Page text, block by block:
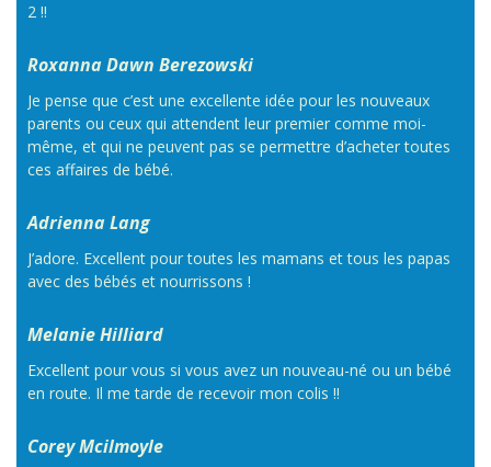
2 !!
Roxanna Dawn Berezowski
Je pense que c’est une excellente idée pour les nouveaux
parents ou ceux qui attendent leur premier comme moi-
même, et qui ne peuvent pas se permettre d’acheter toutes
ces affaires de bébé.
Adrienna Lang
J’adore. Excellent pour toutes les mamans et tous les papas
avec des bébés et nourrissons !
Melanie Hilliard
Excellent pour vous si vous avez un nouveau-né ou un bébé
en route. Il me tarde de recevoir mon colis !!
Corey Mcilmoyle